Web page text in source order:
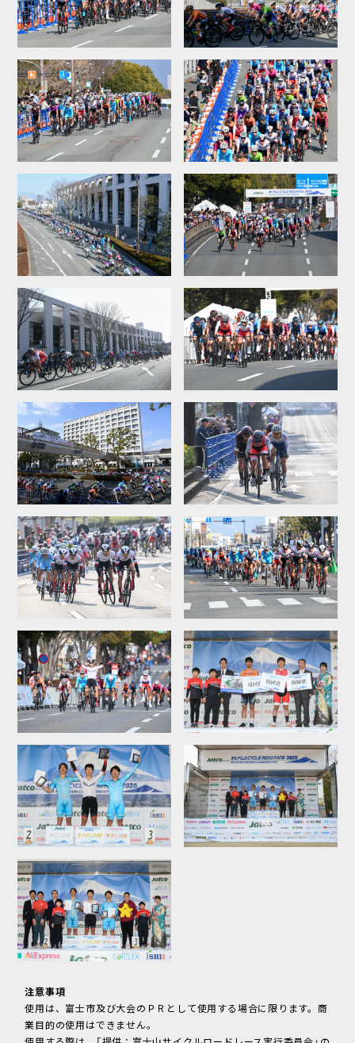
注意事項
使用は、富士市及び大会のＰＲとして使用する場合に限ります。商
業目的の使用はできません。